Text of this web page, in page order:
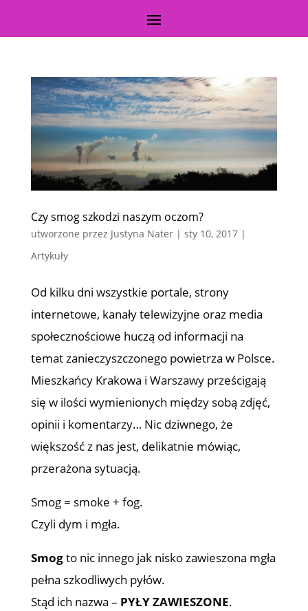
Czy smog szkodzi naszym oczom?
utworzone przez Justyna Nater| sty 10, 2017|
Artykuły
Od kilku dni wszystkie portale, strony
internetowe, kanały telewizyjne oraz media
społecznościowe huczą od informacji na
temat zanieczyszczonego powietrza w Polsce.
Mieszkańcy Krakowa i Warszawy prześcigają
się w ilości wymienionych między sobą zdjęć,
opinii i komentarzy… Nic dziwnego, że
większość z nas jest, delikatnie mówiąc,
przerażona sytuacją.
Smog = smoke + fog.
Czyli dym i mgła.
Smogto nic innego jak nisko zawieszona mgła
pełna szkodliwych pyłów.
Stąd ich nazwa – PYŁY ZAWIESZONE.